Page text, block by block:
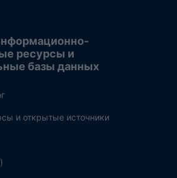
ресурсы и
базы данных
и открытые источники